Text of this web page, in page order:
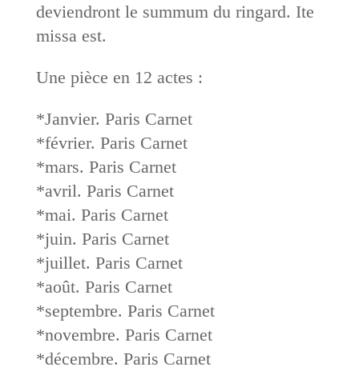
deviendront le summum du ringard. Ite
missa est.
Une pièce en 12 actes :
*Janvier. Paris Carnet
*février. Paris Carnet
*mars. Paris Carnet
*avril. Paris Carnet
*mai. Paris Carnet
*juin. Paris Carnet
*juillet. Paris Carnet
*août. Paris Carnet
*septembre. Paris Carnet
*novembre. Paris Carnet
*décembre. Paris Carnet